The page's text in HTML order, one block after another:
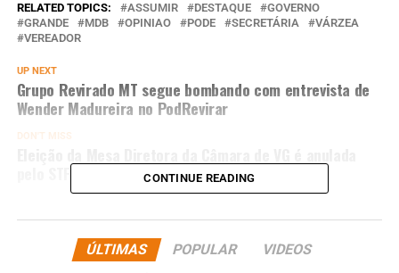
RELATED TOPICS: ASSUMIR DESTAQUE
GOVERNO
GRANDE
MDB OPINIAO PODE SECRETÁRIA
VÁRZEA
VEREADOR
UP NEXT
Grupo Revirado MT segue bombando com entrevista de
Wender Madureira no PodRevirar
DON'T MISS
CONTINUE READING
ÚLTIMAS POPULAR VIDEOS